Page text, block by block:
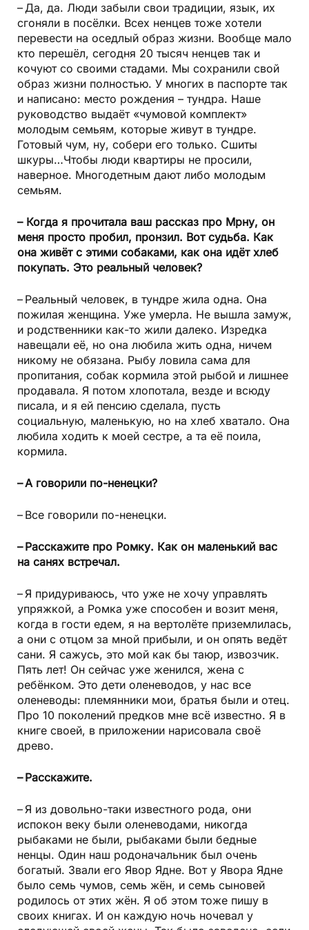
– Да, да. Люди забыли свои традиции, язык, их
сгоняли в посёлки. Всех ненцев тоже хотели
перевести на оседлый образ жизни. Вообще мало
кто перешёл, сегодня 20 тысяч ненцев так и
кочуют со своими стадами. Мы сохранили свой
образ жизни полностью. У многих в паспорте так
и написано: место рождения – тундра. Наше
руководство выдаёт «чумовой комплект»
молодым семьям, которые живут в тундре.
Готовый чум, ну, собери его только. Сшиты
шкуры…Чтобы люди квартиры не просили,
наверное. Многодетным дают либо молодым
семьям.
– Когда я прочитала ваш рассказ про Мрну, он
меня просто пробил, прон­зил. Вот судьба. Как
она живёт с этими собаками, как она идёт хлеб
покупать. Это реальный человек?
– Реальный человек, в тундре жила одна. Она
пожилая женщина. Уже умерла. Не вышла замуж,
и родственники как-то жили далеко. Изредка
навещали её, но она любила жить одна, ничем
никому не обязана. Рыбу ловила сама для
пропитания, собак кормила этой рыбой и лишнее
продавала. Я потом хлопотала, везде и всюду
писала, и я ей пенсию сделала, пусть
социальную, маленькую, но на хлеб хватало. Она
любила ходить к моей сестре, а та её поила,
кормила.
– А говорили по-ненецки?
– Все говорили по-ненецки.
– Расскажите про Ромку. Как он маленький вас
на санях встречал.
– Я придуриваюсь, что уже не хочу управлять
упряжкой, а Ромка уже способен и возит меня,
когда в гости едем, я на вертолёте приземлилась,
а они с отцом за мной прибыли, и он опять ведёт
сани. Я сажусь, это мой как бы таюр, извозчик.
Пять лет! Он сейчас уже женился, жена с
ребёнком. Это дети оленеводов, у нас все
оленеводы: племянники мои, братья были и отец.
Про 10 поколений предков мне всё известно. Я в
книге своей, в приложении нарисовала своё
древо.
– Расскажите.
– Я из довольно-таки известного рода, они
испокон веку были оленеводами, никогда
рыбаками не были, рыбаками были бедные
ненцы. Один наш родоначальник был очень
богатый. Звали его Явор Ядне. Вот у Явора Ядне
было семь чумов, семь жён, и семь сыновей
родилось от этих жён. Я об этом тоже пишу в
своих книгах. И он каждую ночь ночевал у